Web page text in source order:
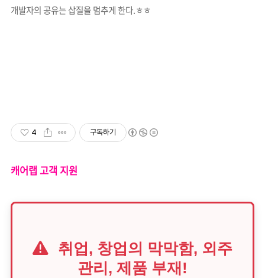
개발자의 공유는 삽질을 멈추게 한다.ㅎㅎ
4 구독하기
캐어랩 고객 지원
취업, 창업의 막막함, 외주
관리, 제품 부재!